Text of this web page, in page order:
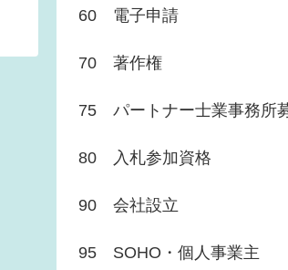
60 電子申請
70 著作権
75 パートナー士業事務所
80 入札参加資格
90 会社設立
95 SOHO・個人事業主